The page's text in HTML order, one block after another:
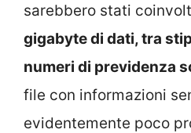
sarebbero stati
gigabyte di dati, tra
numeri di previdenza
file con informazioni
evidentemente poco